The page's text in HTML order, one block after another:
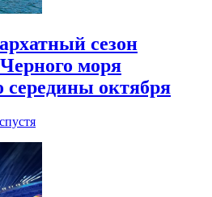
сезон
моря
середины октября